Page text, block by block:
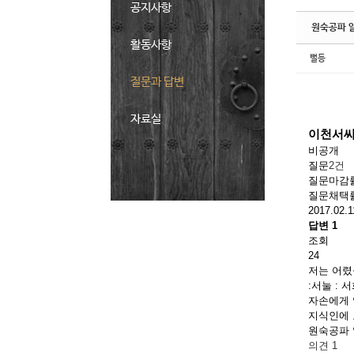
공지사항
활동사항
질문과 답변
자료실
원숙공파
뻘등
이천서
비공개
질문2건
질문마감
질문채택
답변 1
조회
24
저는 어
:서눌 :
자손에게
지식인에
원숙공파
의견 1